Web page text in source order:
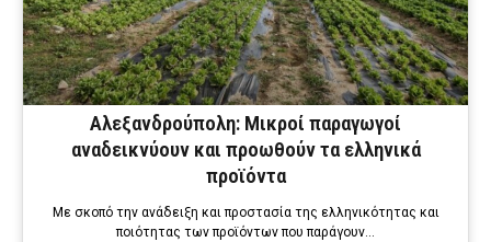
Αλεξανδρούπολη: Mικροί παραγωγοί
αναδεικνύουν και προωθούν τα ελληνικά
προϊόντα
Με σκοπό την ανάδειξη και προστασία της ελληνικότητας και
ποιότητας των προϊόντων που παράγουν…